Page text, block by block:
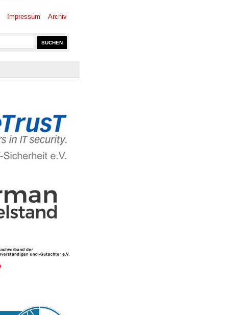
Impressum Archiv